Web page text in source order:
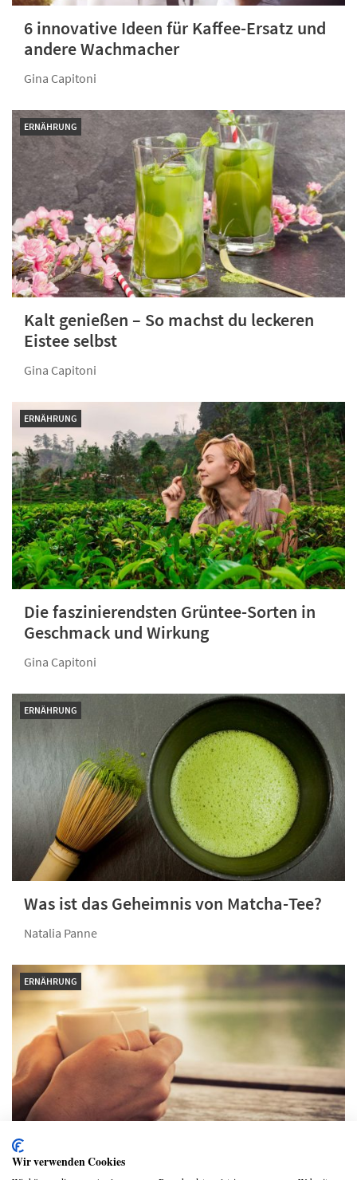
6 innovative Ideen für Kaffee-Ersatz und
andere Wachmacher
Gina Capitoni
ERNÄHRUNG
Kalt genießen – So machst du leckeren
Eistee selbst
Gina Capitoni
ERNÄHRUNG
Die faszinierendsten Grüntee-Sorten in
Geschmack und Wirkung
Gina Capitoni
ERNÄHRUNG
Was ist das Geheimnis von Matcha-Tee?
Natalia Panne
ERNÄHRUNG
Der passende Tee für jede Stimmung
Wir verwenden Cookies